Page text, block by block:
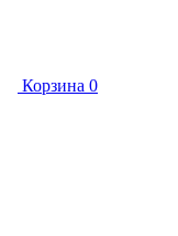
Корзина 0